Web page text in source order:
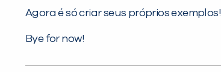
Agora é só criar seus próprios
Bye for now!